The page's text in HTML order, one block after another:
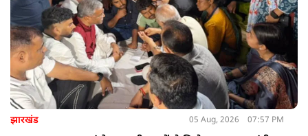
झारखंड 05 Aug, 2026 07:57 PM